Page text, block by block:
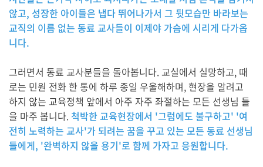
않고, 성장한 아이들은 냅다 뛰어나가서 그 뒷모습만 바라보는
교직의 이름 없는 동료 교사들이 이제야 가슴에 시리게 다가옵
니다.
그러면서 동료 교사분들을 돌아봅니다. 교실에서 실망하고, 때
로는 민원 전화 한 통에 하루 종일 우울해하며, 현장을 알려고
하지 않는 교육정책 앞에서 아주 자주 좌절하는 모든 선생님 들
을 마주 봅니다. 척박한 교육현장에서 '그럼에도 불구하고' '여
전히 노력하는 교사'가 되려는 꿈을 꾸고 있는 모든 동료 선생님
들에게, '완벽하지 않을 용기'로 함께 가자고 응원합니다.